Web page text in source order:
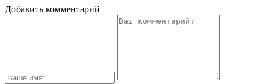
Добавить комментарий